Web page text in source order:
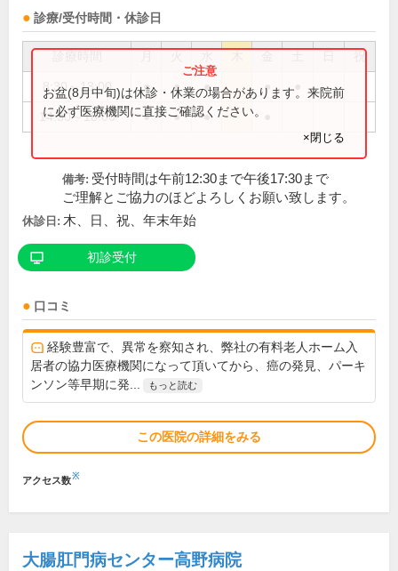
診療/受付時間・休診日
祝
8:30～13:00 ● ● ● ●
14:30～18:00 ● ● ●
お盆(8月中旬)は休診・休業の場合があります。来院前
に必ず医療機関に直接ご確認ください。
×閉じる
備考: 受付時間は午前12:30まで午後17:30まで
ご理解とご協力のほどよろしくお願い致します。
休診日: 木、日、祝、年末年始
初診受付
口コミ
経験豊富で、異常を察知され、弊社の有料老人ホーム入
居者の協力医療機関になって頂いてから、癌の発見、パーキ
ンソン等早期に発...
もっと読む
この医院の詳細をみる
アクセス数※
大腸肛門病センター高野病院